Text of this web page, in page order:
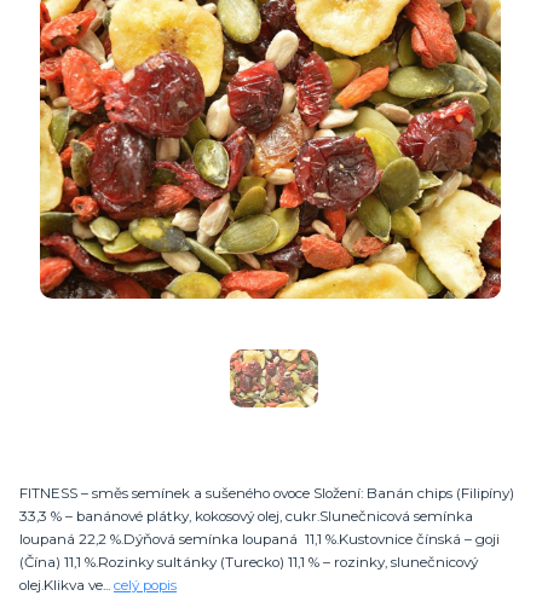
FITNESS – směs semínek a sušeného ovoce Složení: Banán chips (Filipíny)
33,3 % – banánové plátky, kokosový olej, cukr.Slunečnicová semínka
loupaná 22,2 %.Dýňová semínka loupaná 11,1 %.Kustovnice čínská – goji
(Čína) 11,1 %.Rozinky sultánky (Turecko) 11,1 % – rozinky, slunečnicový
olej.Klikva ve... celý popis